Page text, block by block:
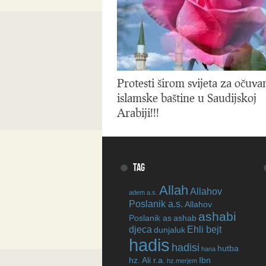
Protesti širom svijeta za
islamske baštine u Saudijskoj
Arabiji!!!
TAG
adem a.s. Allah Allahov
Poslanik a.s. Allahov
Poslanik asashab ashabi
djeca dunjaluk Ehli bejt
hadis hadisi hana hutba
hz. Ali r.a.
hz.merjem Ibn